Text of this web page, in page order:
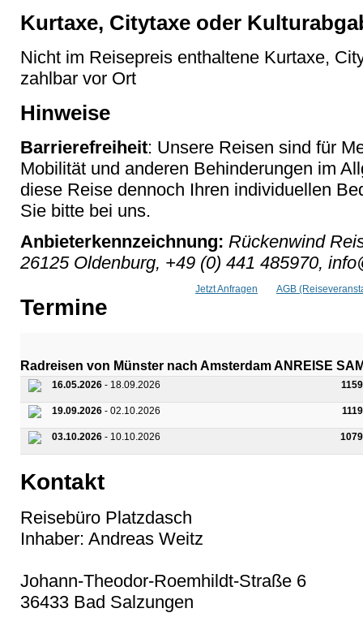
Kurtaxe, Citytaxe oder
Nicht im Reisepreis enthaltene Kurtaxe,
zahlbar vor Ort
Hinweise
Barrierefreiheit: Unsere Reisen sind für
Mobilität und anderen Behinderungen im
diese Reise dennoch Ihren individuellen
Sie bitte bei uns.
Anbieterkennzeichnung: Rückenwind
26125 Oldenburg, +49 (0) 441 485970,
Jetzt Anfragen AGB
Termine
Radreisen von Münster nach Amsterdam ANREISE
16.05.2026 - 18.09.2026
19.09.2026 - 02.10.2026
03.10.2026 - 10.10.2026
Kontakt
Reisebüro Platzdasch
Inhaber: Andreas Weitz
Johann-Theodor-Roemhildt-Straße 6
36433 Bad Salzungen